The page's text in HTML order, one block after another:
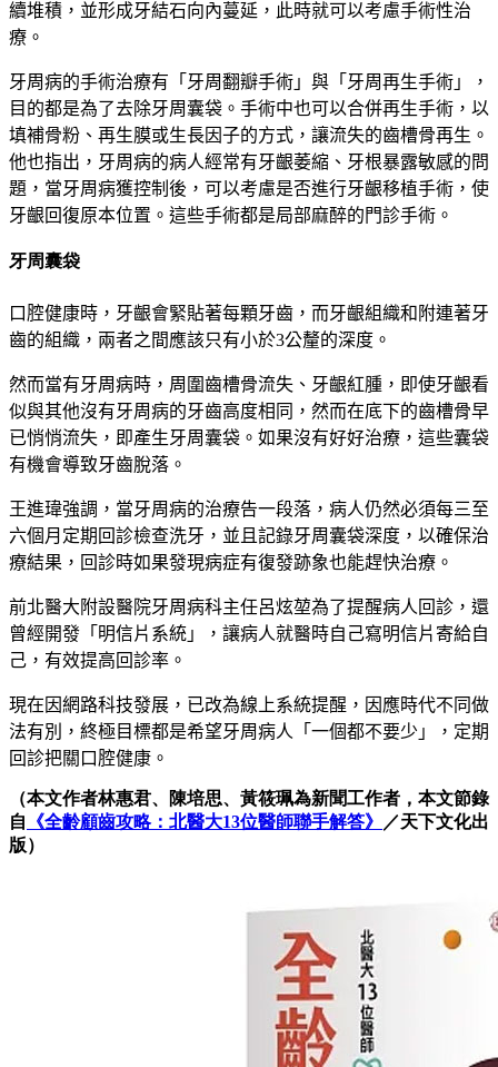
續堆積，並形成牙結石向內蔓延，此時就可以考慮手術性治
療。
牙周病的手術治療有「牙周翻瓣手術」與「牙周再生手術」，
目的都是為了去除牙周囊袋。手術中也可以合併再生手術，以
填補骨粉、再生膜或生長因子的方式，讓流失的齒槽骨再生。
他也指出，牙周病的病人經常有牙齦萎縮、牙根暴露敏感的問
題，當牙周病獲控制後，可以考慮是否進行牙齦移植手術，使
牙齦回復原本位置。這些手術都是局部麻醉的門診手術。
牙周囊袋
口腔健康時，牙齦會緊貼著每顆牙齒，而牙齦組織和附連著牙
齒的組織，兩者之間應該只有小於3公釐的深度。
然而當有牙周病時，周圍齒槽骨流失、牙齦紅腫，即使牙齦看
似與其他沒有牙周病的牙齒高度相同，然而在底下的齒槽骨早
已悄悄流失，即產生牙周囊袋。如果沒有好好治療，這些囊袋
有機會導致牙齒脫落。
王進瑋強調，當牙周病的治療告一段落，病人仍然必須每三至
六個月定期回診檢查洗牙，並且記錄牙周囊袋深度，以確保治
療結果，回診時如果發現病症有復發跡象也能趕快治療。
前北醫大附設醫院牙周病科主任呂炫堃為了提醒病人回診，還
曾經開發「明信片系統」，讓病人就醫時自己寫明信片寄給自
己，有效提高回診率。
現在因網路科技發展，已改為線上系統提醒，因應時代不同做
法有別，終極目標都是希望牙周病人「一個都不要少」，定期
回診把關口腔健康。
（本文作者林惠君、陳培思、 黃筱珮為新聞工作者， 本文節錄
自
《全齡顧齒攻略：北醫大13位醫師聯手解答》
／天下文化出
版）